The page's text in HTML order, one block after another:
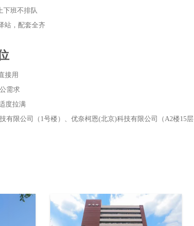
下班不排队
站，配套全齐
接用
需求
度拉满
有限公司（1号楼）、优奈柯恩(北京)科技有限公司（A2楼15层